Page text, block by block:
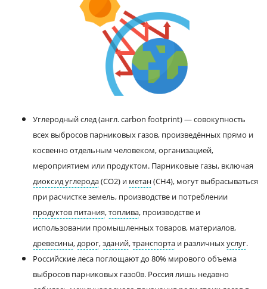
Углеродный след (англ. carbon footprint) — совокупность
всех выбросов парниковых газов, произведённых прямо и
косвенно отдельным человеком, организацией,
мероприятием или продуктом. Парниковые газы, включая
диоксид углерода(CO2) и метан(CH4), могут выбрасываться
при расчистке земель, производстве и потреблении
продуктов питания,топлива, производстве и
использовании промышленных товаров, материалов,
древесины,дорог,зданий,транспорта и различныхуслуг.
Российские леса поглощают до 80% мирового объема
выбросов парниковых газо0в. Россия лишь недавно